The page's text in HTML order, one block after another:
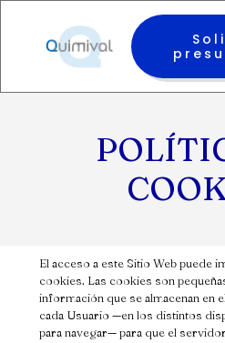
El acceso a este Sitio Web puede
cookies. Las cookies son
información que se almacenan en
cada Usuario —en los distintos
para navegar— para que el